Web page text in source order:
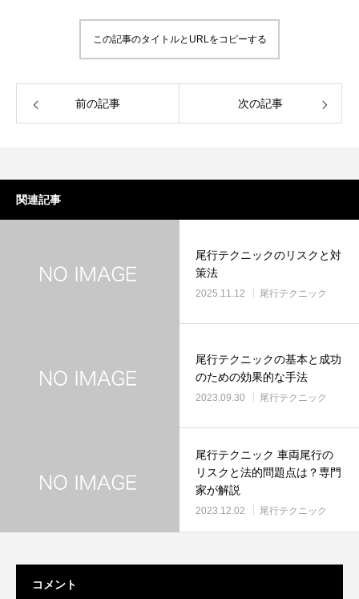
この記事のタイトルとURLをコピーする
前の記事 次の記事
関連記事
尾行テクニックのリスクと対
策法
2025.11.12 尾行テクニック
尾行テクニックの基本と成功
のための効果的な手法
2023.09.30 尾行テクニック
尾行テクニック 車両尾行の
リスクと法的問題点は？専門
家が解説
2023.12.02 尾行テクニック
コメント